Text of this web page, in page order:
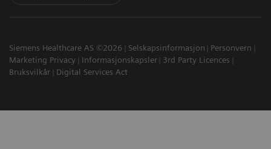
Siemens Healthcare AS ©2026 Selskapsinformasjon
Personvern
Marketing Privacy
Informasjonskapsler
3rd Party Licences
Bruksvilkår
Digital Services Act